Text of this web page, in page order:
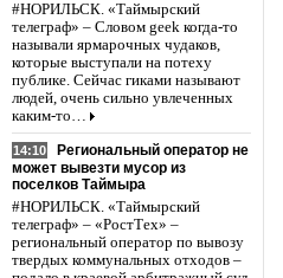
#НОРИЛЬСК. «Таймырский
телеграф» – Словом geek когда-то
называли ярмарочных чудаков,
которые выступали на потеху
публике. Сейчас гиками называют
людей, очень сильно увлеченных
каким-то…
14:10
Региональный оператор не
может вывезти мусор из
поселков Таймыра
#НОРИЛЬСК. «Таймырский
телеграф» – «РостТех» –
региональный оператор по вывозу
твердых коммунальных отходов –